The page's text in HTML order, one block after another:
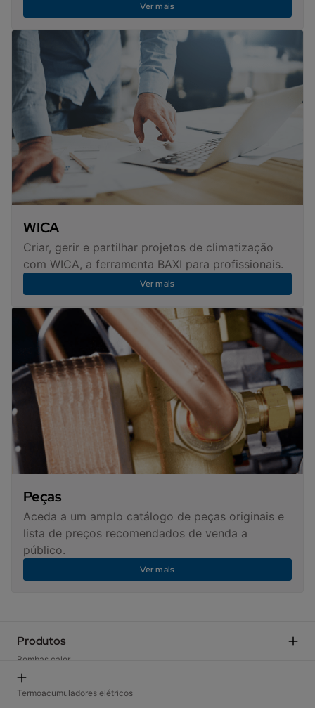
Ver mais
WICA
Criar, gerir e partilhar projetos de climatização
com WICA, a ferramenta BAXI para profissionais.
Ver mais
Peças
Aceda a um amplo catálogo de peças originais e
lista de preços recomendados de venda a
público.
Ver mais
Produtos
Bombas calor
Caldeiras domésticas
Ar condicionado
Termoacumuladores elétricos